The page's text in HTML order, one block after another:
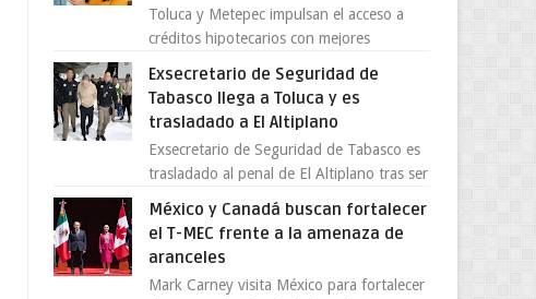
Toluca y Metepec impulsan el acceso a
créditos hipotecarios con mejores
emprendedores Con la creciente neces...
Exsecretario de Seguridad de
Tabasco llega a Toluca y es
trasladado a El Altiplano
Exsecretario de Seguridad de Tabasco es
trasladado al penal de El Altiplano tras ser
Seguridad Públi...
México y Canadá buscan fortalecer
el T-MEC frente a la amenaza de
aranceles
Mark Carney visita México para fortalecer